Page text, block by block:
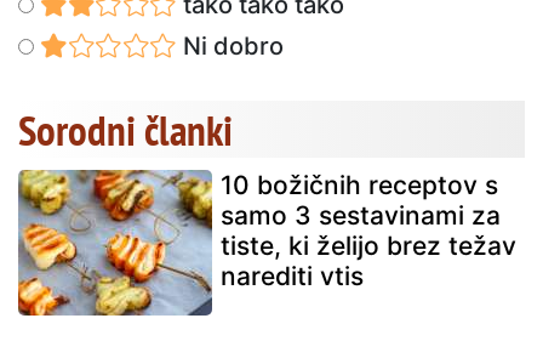
Ni dobro
Sorodni članki
10 božičnih receptov s
samo 3 sestavinami za
tiste, ki želijo brez težav
narediti vtis